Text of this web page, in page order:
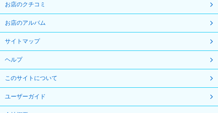
お店のクチコミ
お店のアルバム
サイトマップ
ヘルプ
このサイトについて
ユーザーガイド